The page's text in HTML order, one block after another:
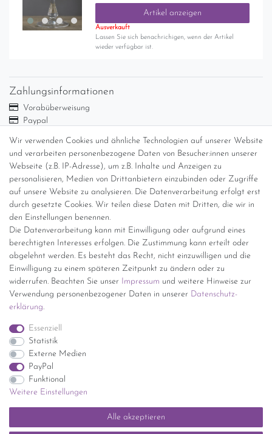
Artikel anzeigen
Ausverkauft
Lassen Sie sich benachrichigen, wenn der Artikel
wieder verfügbar ist.
Wir verwenden Cookies und ähnliche Technologien auf unserer Website
und verarbeiten personenbezogene Daten von Besucher:innen unserer
Webseite (z.B. IP-Adresse), um z.B. Inhalte und Anzeigen zu
personalisieren, Medien von Drittanbietern einzubinden oder Zugriffe
auf unsere Website zu analysieren. Die Datenverarbeitung erfolgt erst
durch gesetzte Cookies. Wir teilen diese Daten mit Dritten, die wir in
den Einstellungen benennen.
Die Datenverarbeitung kann mit Einwilligung oder aufgrund eines
berechtigten Interesses erfolgen. Die Zustimmung kann erteilt oder
abgelehnt werden. Es besteht das Recht, nicht einzuwilligen und die
Einwilligung zu einem späteren Zeitpunkt zu ändern oder zu
widerrufen. Beachten Sie unser Impressum und weitere Hinweise zur
Verwendung personenbezogener Daten in unserer Daten­schutz­
erklärung.
Essenziell
Statistik
Externe Medien
PayPal
Funktional
Weitere Einstellungen
Alle akzeptieren
Zahlungsinformationen
Vorabüberweisung
Paypal
Versandinformationen
Versand per GLS (6,90 Euro) oder DHL (8,49 Euro ) inkl. MwSt.
(innerhalb Deutschlands)
kostenfreie Lieferung ab 150 Euro Warenwert (innerhalb
Deutschlands)
Übersicht Internationale Versandkosten
Wir kaufen an
Sie haben zuviel Porzellan im Schrank? Gerne kaufen wir dieses an.
Einfach unverbindliches Angebot anfordern.
*Endpreis inkl. MwSt. (Dieser Artikel unterliegt gem. § 25a
UStG der Differenzbesteuerung, ein Ausweis der
Mehrwertsteuer auf der Rechnung erfolgt nicht.)
Impressum Daten­schutz­erklärung